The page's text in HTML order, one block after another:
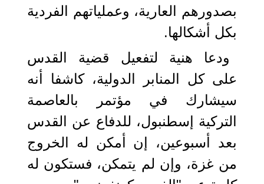
بصدورهم العارية، وعملياتهم الفردية
بكل أشكالها.
ودعا هنية لتفعيل قضية القدس
على كل المنابر الدولية، كاشفا أنه
سيشارك في مؤتمر بالعاصمة
التركية إسطنبول، للدفاع عن القدس
بعد أسبوعين، إن أمكن له الخروج
من غزة، وإن لم يتمكن، فستكون له